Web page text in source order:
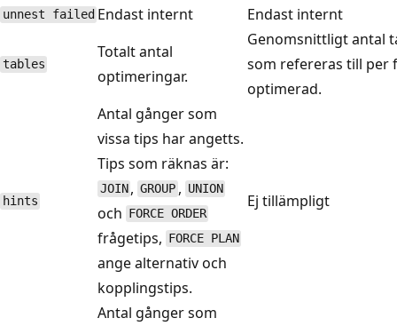
unnest failed Endast internt Endast internt
tables
Totalt antal
optimeringar.
Genomsnittligt antal
som refereras till per
optimerad.
hints
Antal gånger som
vissa tips har angetts.
Tips som räknas är:
JOIN ,GROUP, UNION
och FORCE ORDER
frågetips, FORCE PLAN
ange alternativ och
kopplingstips.
Ej tillämpligt
Antal gånger som